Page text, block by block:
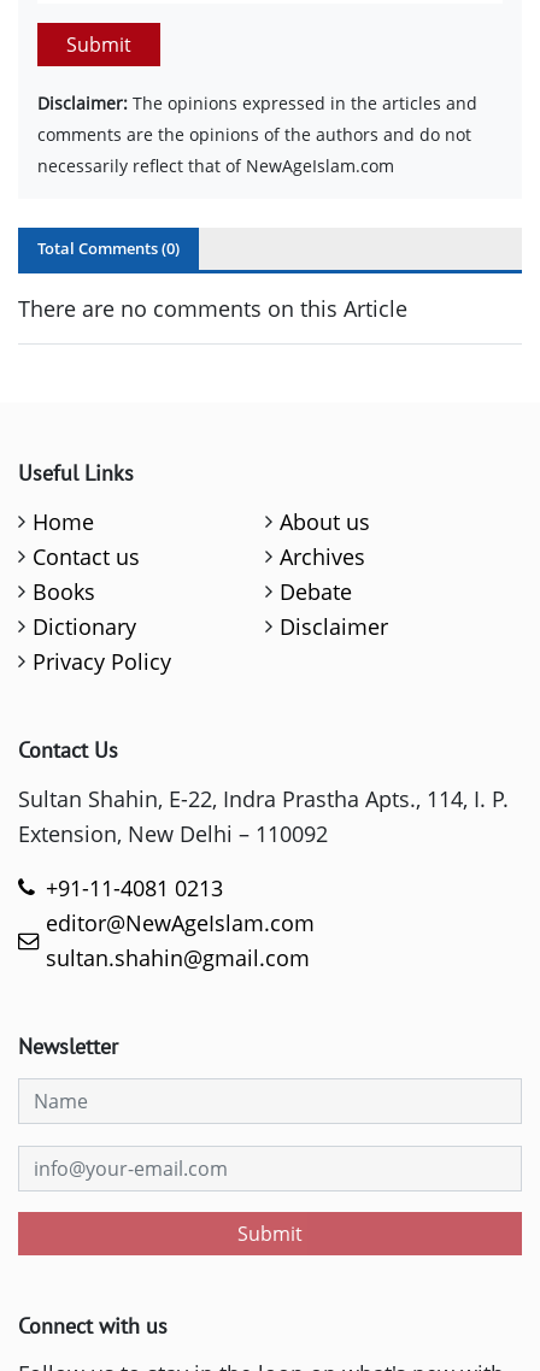
Submit
Disclaimer: The opinions expressed in the articles and
comments are the opinions of the authors and do not
necessarily reflect that of NewAgeIslam.com
Total Comments (0)
There are no comments on this Article
Useful Links
Home
About us
Contact us
Archives
Books
Debate
Dictionary
Disclaimer
Privacy Policy
Contact Us
Sultan Shahin, E-22, Indra Prastha Apts., 114, I. P.
Extension, New Delhi – 110092
+91-11-4081 0213
editor@NewAgeIslam.com
sultan.shahin@gmail.com
Newsletter
Submit
Connect with us